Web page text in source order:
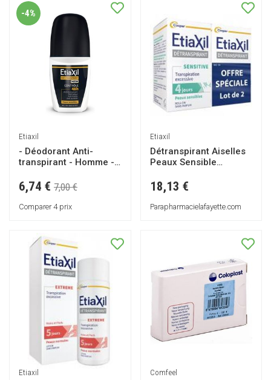
-4%
Etiaxil
- Déodorant Anti-
transpirant - Homme -
- Aisselles - Contrôle
48h - Roll-on - 50 ml
6,74 € 7,00 €
Comparer 4 prix
Etiaxil
Détranspirant Aiselles
Peaux Sensible
Roll-On Lot 2 x 15 ml -
Lot 2 x 15 ml
18,13 €
Parapharmacielafayette.com
Etiaxil Comfeel